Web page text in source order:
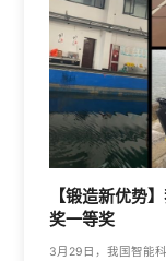
【锻造新优势
奖一等奖
3月29日，我国智能